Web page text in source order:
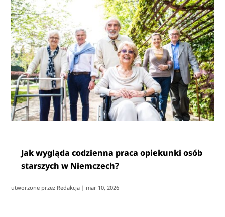
Jak wygląda codzienna praca opiekunki osób
starszych w Niemczech?
utworzone przez Redakcja | mar 10, 2026